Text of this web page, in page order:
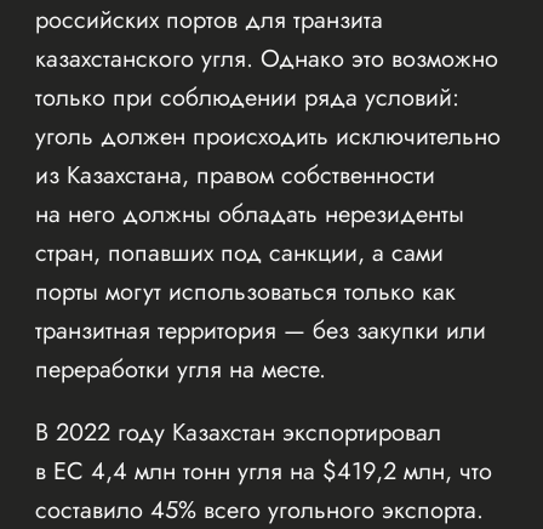
российских портов для транзита
казахстанского угля. Однако это возможно
только при соблюдении ряда условий:
уголь должен происходить исключительно
из Казахстана, правом собственности
на него должны обладать нерезиденты
стран, попавших под санкции, а сами
порты могут использоваться только как
транзитная территория — без закупки или
переработки угля на месте.
В 2022 году Казахстан экспортировал
в ЕС 4,4 млн тонн угля на $419,2 млн, что
составило 45% всего угольного экспорта.